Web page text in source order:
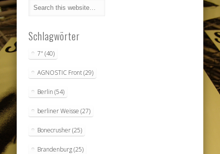
Schlagwörter
7" (40)
AGNOSTIC Front(29)
Berlin (54)
berliner Weisse (27)
Bonecrusher(25)
Brandenburg(25)